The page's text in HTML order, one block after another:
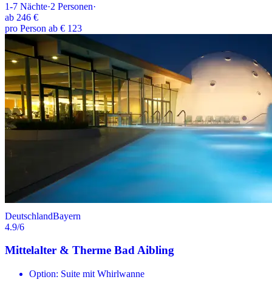
1-7 Nächte·2 Personen·
ab 246 €
pro Person ab € 123
DeutschlandBayern
4.9/6
Mittelalter & Therme Bad Aibling
Option: Suite mit Whirlwanne